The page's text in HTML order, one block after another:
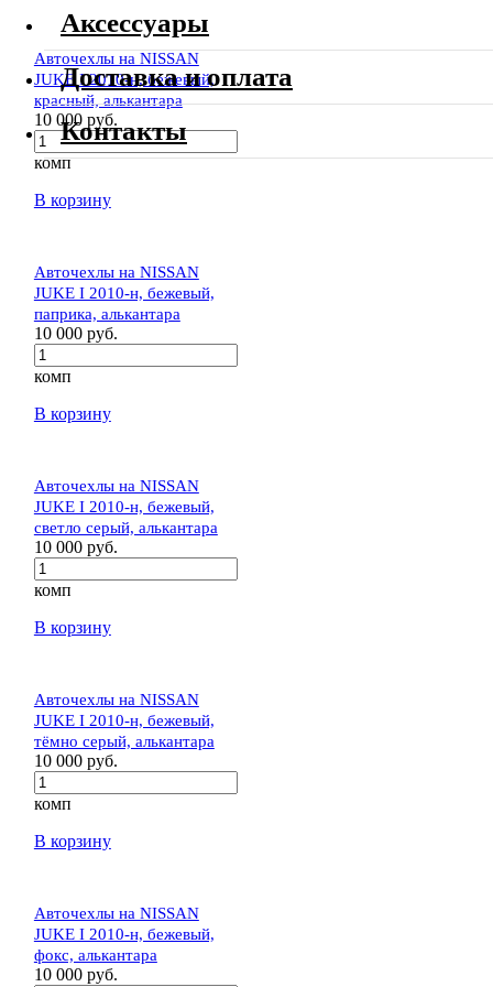
Авточехлы на NISSAN
JUKE I 2010-н, бежевый,
красный, алькантара
10 000 руб.
комп
В корзину
Авточехлы на NISSAN
JUKE I 2010-н, бежевый,
паприка, алькантара
10 000 руб.
комп
В корзину
Авточехлы на NISSAN
JUKE I 2010-н, бежевый,
светло серый, алькантара
10 000 руб.
комп
В корзину
Авточехлы на NISSAN
JUKE I 2010-н, бежевый,
тёмно серый, алькантара
10 000 руб.
комп
В корзину
Авточехлы на NISSAN
JUKE I 2010-н, бежевый,
фокс, алькантара
10 000 руб.
Аксессуары
Доставка и оплата
Контакты